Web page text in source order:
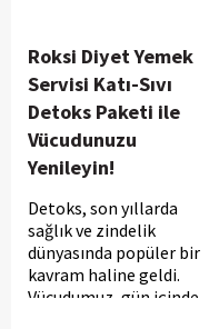
Roksi Diyet Yemek
Servisi Katı-Sıvı
Detoks Paketi ile
Vücudunuzu
Yenileyin!
Detoks, son yıllarda
sağlık ve zindelik
dünyasında popüler bir
kavram haline geldi.
Vücudumuz, gün içinde